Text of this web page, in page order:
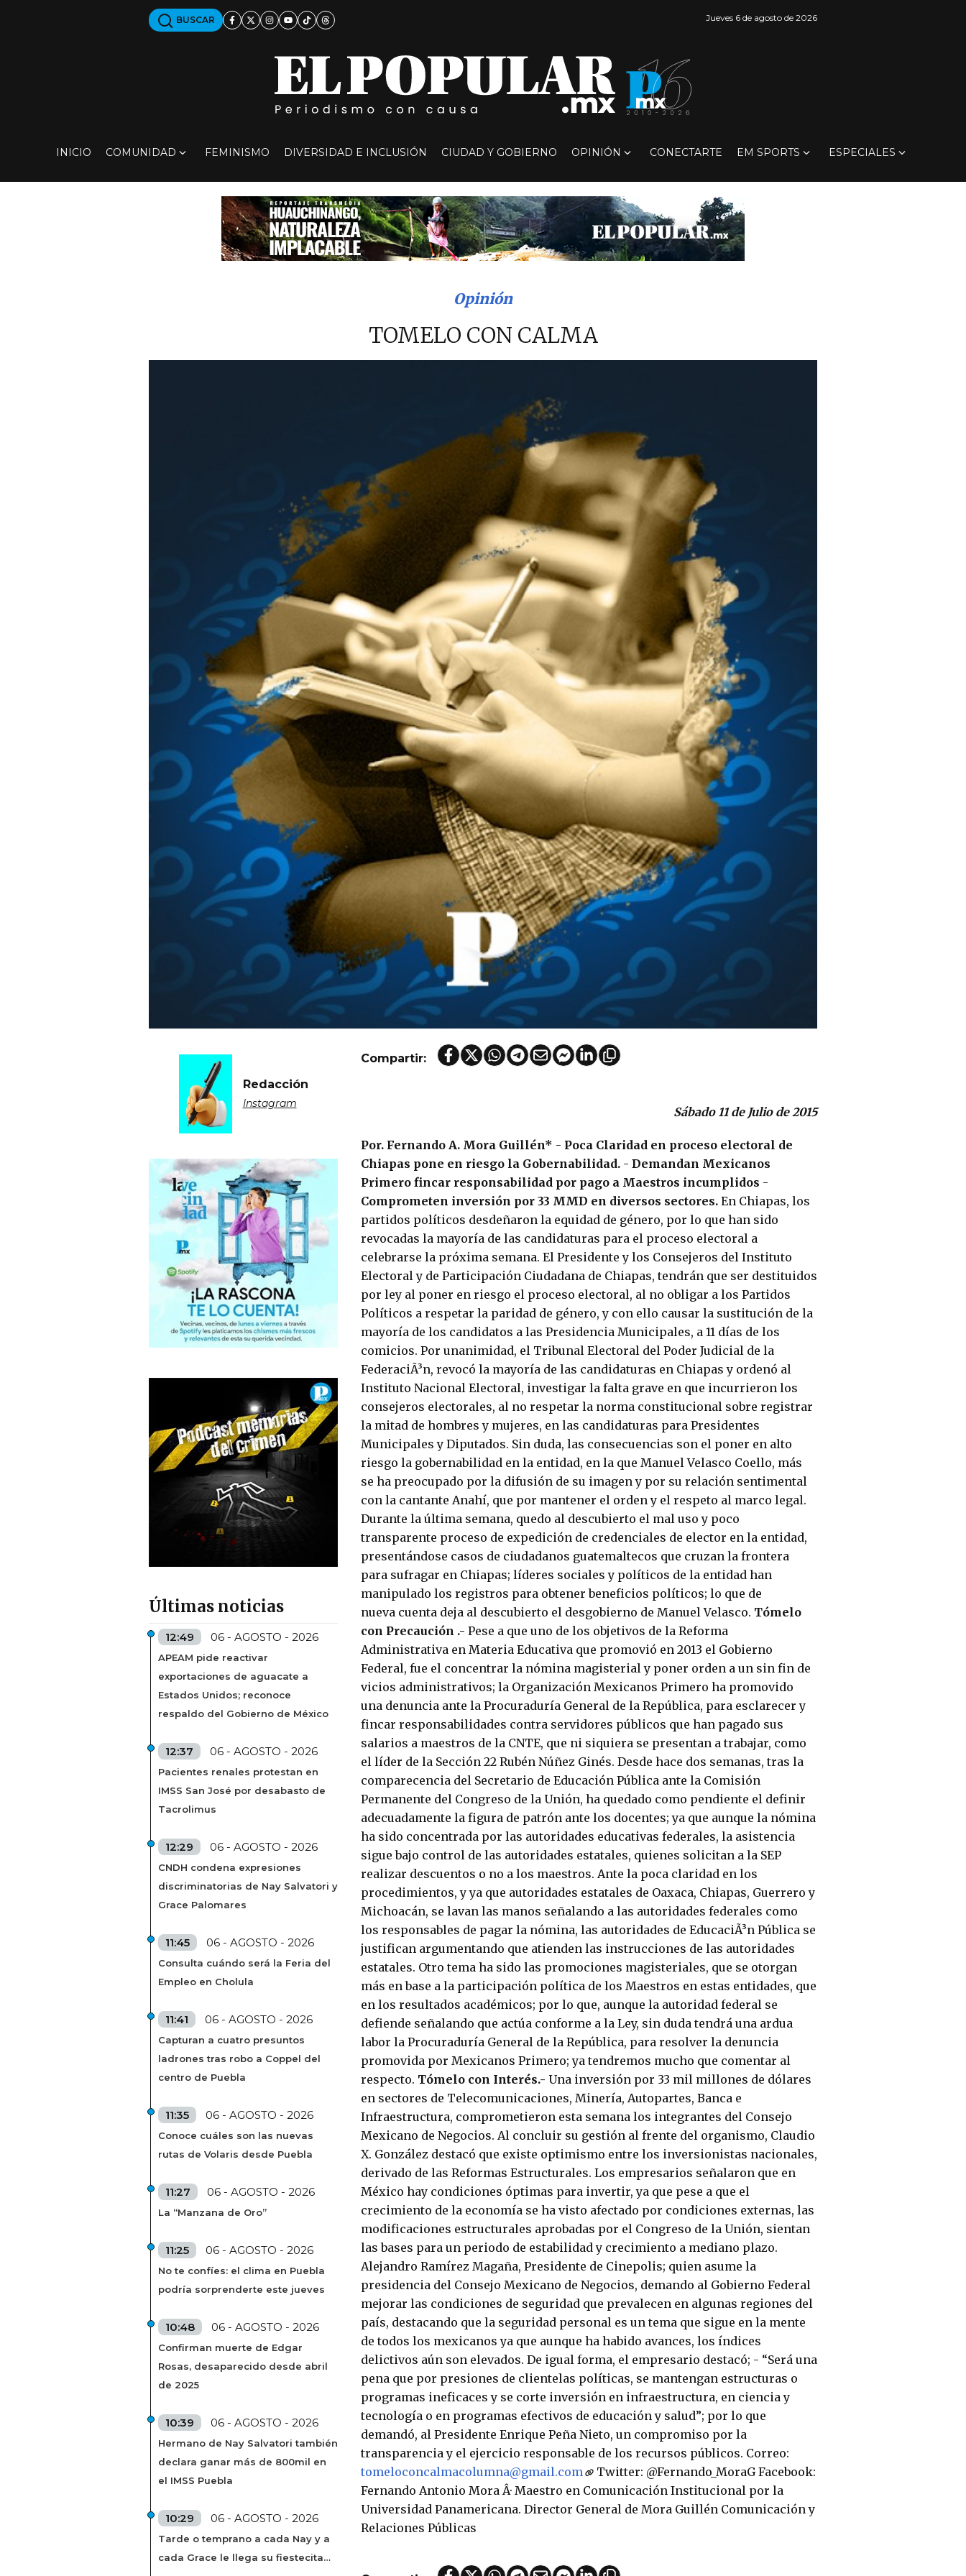
BUSCAR Jueves 6 de agosto de 2026
INICIO COMUNIDAD FEMINISMO DIVERSIDAD E INCLUSIÓN CIUDAD Y GOBIERNO OPINIÓN CONECTARTE EM SPORTS ESPECIALES
Opinión
TOMELO CON CALMA
Redacción
Instagram
Últimas noticias
12:49 06 - AGOSTO - 2026
APEAM pide reactivar
exportaciones de aguacate a
Estados Unidos; reconoce
respaldo del Gobierno de México
12:37 06 - AGOSTO - 2026
Pacientes renales protestan en
IMSS San José por desabasto de
Tacrolimus
12:29 06 - AGOSTO - 2026
CNDH condena expresiones
discriminatorias de Nay Salvatori y
Grace Palomares
11:45 06 - AGOSTO - 2026
Consulta cuándo será la Feria del
Empleo en Cholula
11:41 06 - AGOSTO - 2026
Capturan a cuatro presuntos
ladrones tras robo a Coppel del
centro de Puebla
11:35 06 - AGOSTO - 2026
Conoce cuáles son las nuevas
rutas de Volaris desde Puebla
11:27 06 - AGOSTO - 2026
La “Manzana de Oro”
11:25 06 - AGOSTO - 2026
No te confíes: el clima en Puebla
podría sorprenderte este jueves
10:48 06 - AGOSTO - 2026
Confirman muerte de Edgar
Rosas, desaparecido desde abril
de 2025
10:39 06 - AGOSTO - 2026
Hermano de Nay Salvatori también
declara ganar más de 800mil en
el IMSS Puebla
10:29 06 - AGOSTO - 2026
Tarde o temprano a cada Nay y a
cada Grace le llega su fiestecita…
Compartir:
Sábado 11 de Julio de 2015
Por. Fernando A. Mora Guillén* - Poca Claridad en proceso electoral de
Chiapas pone en riesgo la Gobernabilidad. - Demandan Mexicanos
Primero fincar responsabilidad por pago a Maestros incumplidos -
Comprometen inversión por 33 MMD en diversos sectores. En Chiapas, los
partidos polí­ticos desdeñaron la equidad de género, por lo que han sido
revocadas la mayoría de las candidaturas para el proceso electoral a
celebrarse la próxima semana. El Presidente y los Consejeros del Instituto
Electoral y de Participación Ciudadana de Chiapas, tendrán que ser destituidos
por ley al poner en riesgo el proceso electoral, al no obligar a los Partidos
Políticos a respetar la paridad de género, y con ello causar la sustitución de la
mayorí­a de los candidatos a las Presidencia Municipales, a 11 dí­as de los
comicios. Por unanimidad, el Tribunal Electoral del Poder Judicial de la
FederaciÃ³n, revocó la mayoría de las candidaturas en Chiapas y ordenó al
Instituto Nacional Electoral, investigar la falta grave en que incurrieron los
consejeros electorales, al no respetar la norma constitucional sobre registrar
la mitad de hombres y mujeres, en las candidaturas para Presidentes
Municipales y Diputados. Sin duda, las consecuencias son el poner en alto
riesgo la gobernabilidad en la entidad, en la que Manuel Velasco Coello, más
se ha preocupado por la difusión de su imagen y por su relación sentimental
con la cantante Anahí, que por mantener el orden y el respeto al marco legal.
Durante la última semana, quedo al descubierto el mal uso y poco
transparente proceso de expedición de credenciales de elector en la entidad,
presentándose casos de ciudadanos guatemaltecos que cruzan la frontera
para sufragar en Chiapas; líderes sociales y polí­ticos de la entidad han
manipulado los registros para obtener beneficios polí­ticos; lo que de
nueva cuenta deja al descubierto el desgobierno de Manuel Velasco. Tómelo
con Precaución .- Pese a que uno de los objetivos de la Reforma
Administrativa en Materia Educativa que promovió en 2013 el Gobierno
Federal, fue el concentrar la nómina magisterial y poner orden a un sin fin de
vicios administrativos; la Organización Mexicanos Primero ha promovido
una denuncia ante la Procuradurí­a General de la República, para esclarecer y
fincar responsabilidades contra servidores públicos que han pagado sus
salarios a maestros de la CNTE, que ni siquiera se presentan a trabajar, como
el lí­der de la Sección 22 Rubén Núñez Ginés. Desde hace dos semanas, tras la
comparecencia del Secretario de Educación Pública ante la Comisión
Permanente del Congreso de la Unión, ha quedado como pendiente el definir
adecuadamente la figura de patrón ante los docentes; ya que aunque la nómina
ha sido concentrada por las autoridades educativas federales, la asistencia
sigue bajo control de las autoridades estatales, quienes solicitan a la SEP
realizar descuentos o no a los maestros. Ante la poca claridad en los
procedimientos, y ya que autoridades estatales de Oaxaca, Chiapas, Guerrero y
Michoacán, se lavan las manos señalando a las autoridades federales como
los responsables de pagar la nómina, las autoridades de EducaciÃ³n Pública se
justifican argumentando que atienden las instrucciones de las autoridades
estatales. Otro tema ha sido las promociones magisteriales, que se otorgan
más en base a la participación política de los Maestros en estas entidades, que
en los resultados académicos; por lo que, aunque la autoridad federal se
defiende señalando que actúa conforme a la Ley, sin duda tendrá una ardua
labor la Procuraduría General de la República, para resolver la denuncia
promovida por Mexicanos Primero; ya tendremos mucho que comentar al
respecto. Tómelo con Interés.- Una inversión por 33 mil millones de dólares
en sectores de Telecomunicaciones, Minerí­a, Autopartes, Banca e
Infraestructura, comprometieron esta semana los integrantes del Consejo
Mexicano de Negocios. Al concluir su gestión al frente del organismo, Claudio
X. González destacó que existe optimismo entre los inversionistas nacionales,
derivado de las Reformas Estructurales. Los empresarios señalaron que en
México hay condiciones óptimas para invertir, ya que pese a que el
crecimiento de la economí­a se ha visto afectado por condiciones externas, las
modificaciones estructurales aprobadas por el Congreso de la Unión, sientan
las bases para un periodo de estabilidad y crecimiento a mediano plazo.
Alejandro Ramí­rez Magaña, Presidente de Cinepolis; quien asume la
presidencia del Consejo Mexicano de Negocios, demando al Gobierno Federal
mejorar las condiciones de seguridad que prevalecen en algunas regiones del
paí­s, destacando que la seguridad personal es un tema que sigue en la mente
de todos los mexicanos ya que aunque ha habido avances, los índices
delictivos aún son elevados. De igual forma, el empresario destacó; - “Será una
pena que por presiones de clientelas políticas, se mantengan estructuras o
programas ineficaces y se corte inversión en infraestructura, en ciencia y
tecnologí­a o en programas efectivos de educación y salud”; por lo que
demandó, al Presidente Enrique Peña Nieto, un compromiso por la
transparencia y el ejercicio responsable de los recursos públicos. Correo:
tomeloconcalmacolumna@gmail.com
Twitter: @Fernando_MoraG Facebook:
Fernando Antonio Mora Â· Maestro en Comunicación Institucional por la
Universidad Panamericana. Director General de Mora Guillén Comunicación y
Relaciones Públicas